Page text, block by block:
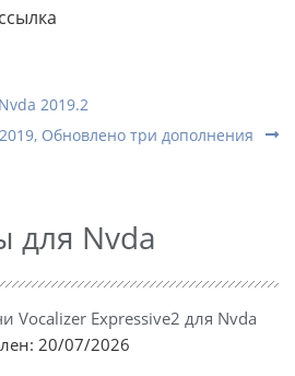
2019.2
Обновлено три дополнения
для Nvda
Vocalizer Expressive2 для Nvda
20/07/2026